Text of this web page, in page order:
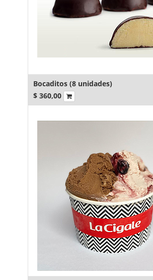
Bocaditos (8 unidades)
$ 360,00